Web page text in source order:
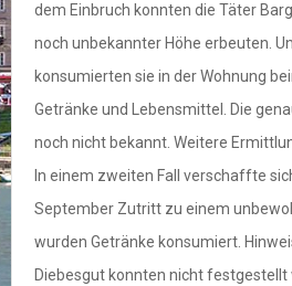
dem Einbruch konnten die Täter
noch unbekannter Höhe erbeuten.
konsumierten sie in der Wohnung
Getränke und Lebensmittel. Die
noch nicht bekannt. Weitere
In einem zweiten Fall verschaffte
September Zutritt zu einem
wurden Getränke konsumiert.
Diebesgut konnten nicht festgestellt